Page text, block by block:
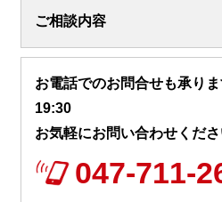
ご相談内容
お電話でのお問合せも承り
19:30
お気軽にお問い合わせくだ
047-711-